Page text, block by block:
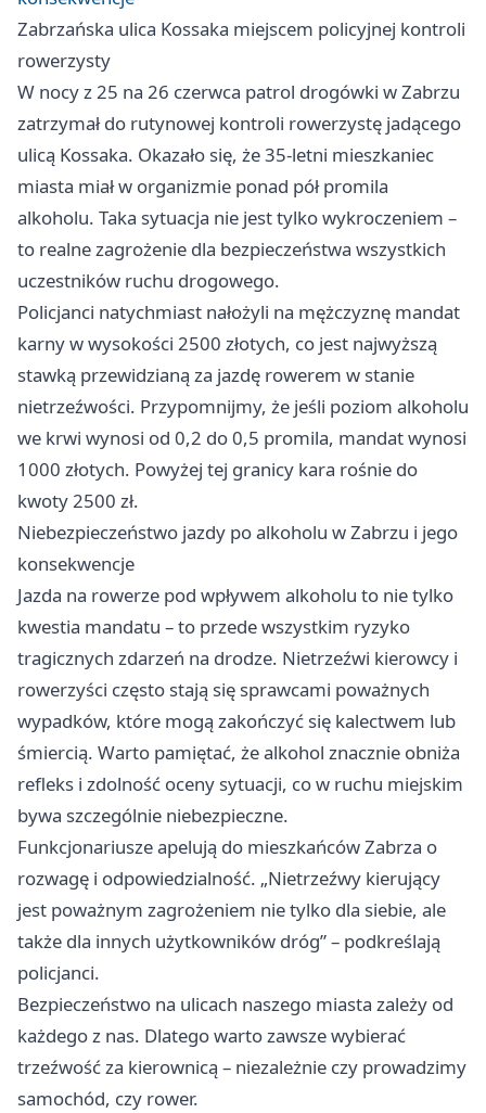
Zabrzańska ulica Kossaka miejscem policyjnej kontroli
rowerzysty
W nocy z 25 na 26 czerwca patrol drogówki w Zabrzu
zatrzymał do rutynowej kontroli rowerzystę jadącego
ulicą Kossaka. Okazało się, że 35-letni mieszkaniec
miasta miał w organizmie ponad pół promila
alkoholu. Taka sytuacja nie jest tylko wykroczeniem –
to realne zagrożenie dla bezpieczeństwa wszystkich
uczestników ruchu drogowego.
Policjanci natychmiast nałożyli na mężczyznę mandat
karny w wysokości 2500 złotych, co jest najwyższą
stawką przewidzianą za jazdę rowerem w stanie
nietrzeźwości. Przypomnijmy, że jeśli poziom alkoholu
we krwi wynosi od 0,2 do 0,5 promila, mandat wynosi
1000 złotych. Powyżej tej granicy kara rośnie do
kwoty 2500 zł.
Niebezpieczeństwo jazdy po alkoholu w Zabrzu i jego
konsekwencje
Jazda na rowerze pod wpływem alkoholu to nie tylko
kwestia mandatu – to przede wszystkim ryzyko
tragicznych zdarzeń na drodze. Nietrzeźwi kierowcy i
rowerzyści często stają się sprawcami poważnych
wypadków, które mogą zakończyć się kalectwem lub
śmiercią. Warto pamiętać, że alkohol znacznie obniża
refleks i zdolność oceny sytuacji, co w ruchu miejskim
bywa szczególnie niebezpieczne.
Funkcjonariusze apelują do mieszkańców Zabrza o
rozwagę i odpowiedzialność. „Nietrzeźwy kierujący
jest poważnym zagrożeniem nie tylko dla siebie, ale
także dla innych użytkowników dróg” – podkreślają
policjanci.
Bezpieczeństwo na ulicach naszego miasta zależy od
każdego z nas. Dlatego warto zawsze wybierać
trzeźwość za kierownicą – niezależnie czy prowadzimy
samochód, czy rower.